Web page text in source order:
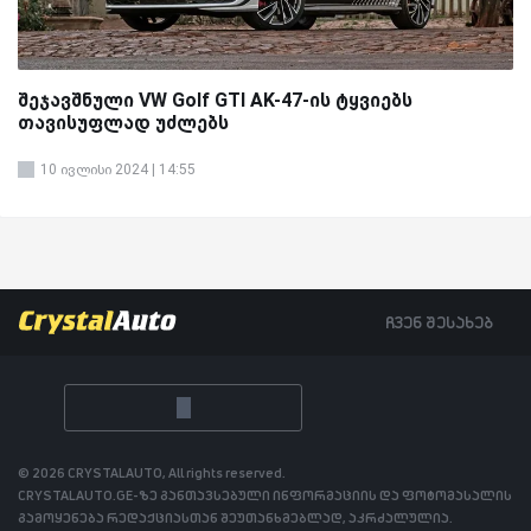
შეჯავშნული VW Golf GTI AK-47-ის ტყვიებს
თავისუფლად უძლებს
10 ივლისი 2024 | 14:55
ჩვენ შესახებ
© 2026 CRYSTALAUTO, All rights reserved.
CRYSTALAUTO.GE-ზე განთავსებული ინფორმაციის და ფოტომასალის
გამოყენება რედაქციასთან შეუთანხმებლად, აკრძალულია.